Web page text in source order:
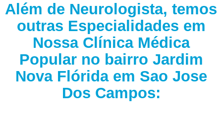
Além de Neurologista, temos
outras Especialidades em
Nossa Clínica Médica
Popular no bairro Jardim
Nova Flórida em Sao Jose
Dos Campos: